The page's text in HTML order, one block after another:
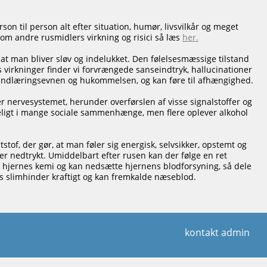
til person alt efter situation, humør, livsvilkår og meget
andre rusmidlers virkning og risici så læs her.
man bliver sløv og indelukket. Den følelsesmæssige tilstand
finder vi forvrængede sanseindtryk, hallucinationer
og hukommelsen, og kan føre til afhængighed.
herunder overførslen af visse signalstoffer og
i mange sociale sammenhænge, men flere oplever alkohol
der gør, at man føler sig energisk, selvsikker, opstemt og
nedtrykt. Umiddelbart efter rusen kan der følge en ret
kemi og kan nedsætte hjernens blodforsyning, så dele
slimhinder kraftigt og kan fremkalde næseblod.
kontakt admin